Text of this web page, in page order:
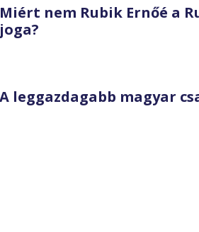
Miért nem Rubik Ernőé a
A leggazdagabb magyar